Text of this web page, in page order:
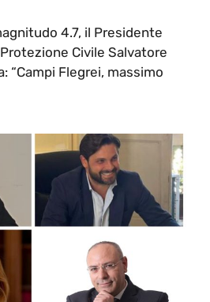
4.7, il Presidente
Civile Salvatore
“Campi Flegrei, massimo